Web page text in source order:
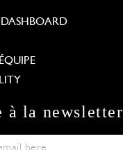
à la newsletter